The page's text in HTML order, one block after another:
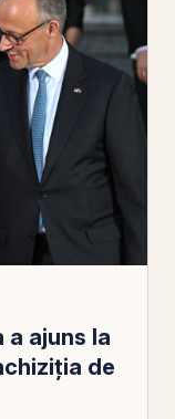
a ajuns la
de